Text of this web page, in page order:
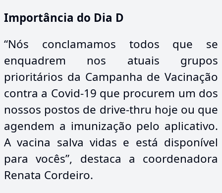
Importância do Dia D
“Nós conclamamos todos que se
enquadrem nos atuais grupos
prioritários da Campanha de Vacinação
contra a Covid-19 que procurem um dos
nossos postos de drive-thru hoje ou que
agendem a imunização pelo aplicativo.
A vacina salva vidas e está disponível
para vocês”, destaca a coordenadora
Renata Cordeiro.